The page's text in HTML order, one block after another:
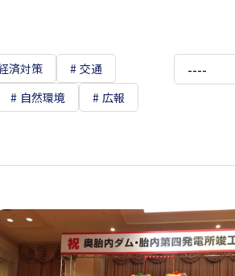
済対策
交通
自然環境
広報